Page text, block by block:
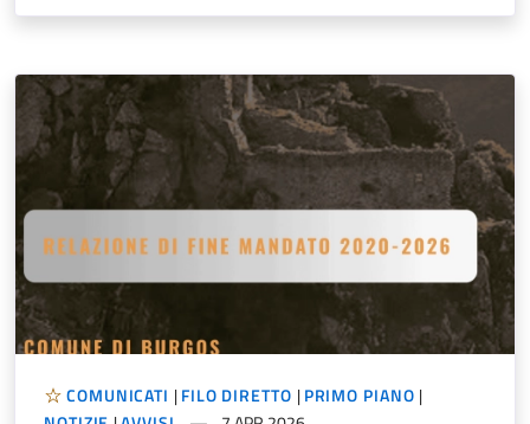
COMUNICATI |FILO DIRETTO |PRIMO PIANO |